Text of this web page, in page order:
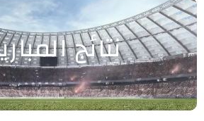
نتائج